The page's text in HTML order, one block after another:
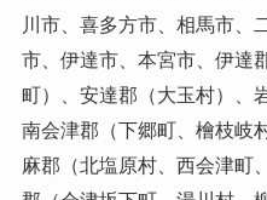
川市、喜多方市、相馬市、
市、伊達市、本宮市、伊達
町）、安達郡（大玉村）、
南会津郡（下郷町、檜枝岐
麻郡（北塩原村、西会津町